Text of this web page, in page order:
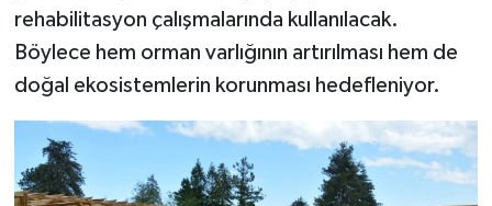
rehabilitasyon çalışmalarında kullanılacak.
Böylece hem orman varlığının artırılması hem de
doğal ekosistemlerin korunması hedefleniyor.